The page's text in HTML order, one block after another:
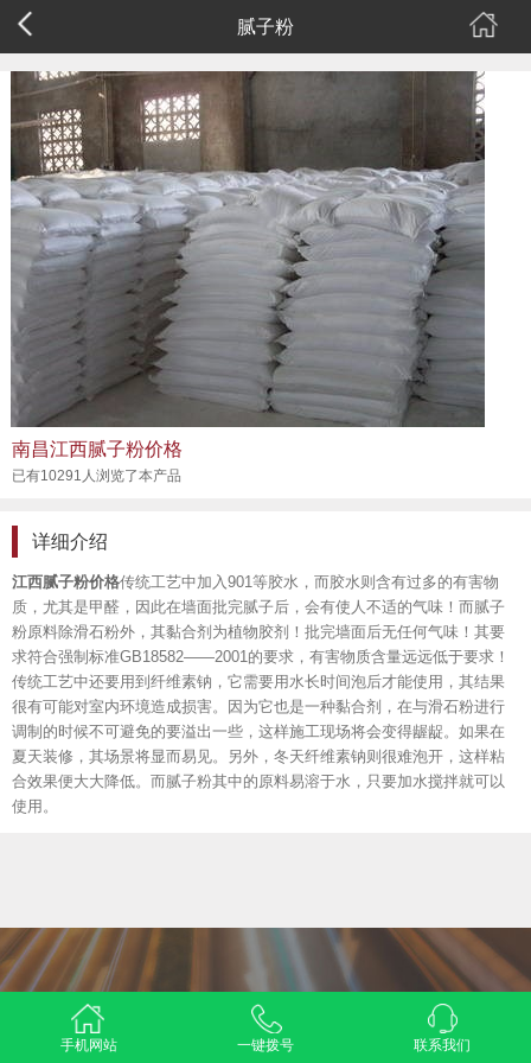
腻子粉
南昌江西腻子粉价格
已有10291人浏览了本产品
详细介绍
江西腻子粉价格传统工艺中加入901等胶水，而胶水则含有过多的有害物
质，尤其是甲醛，因此在墙面批完腻子后，会有使人不适的气味！而腻子
粉原料除滑石粉外，其黏合剂为植物胶剂！批完墙面后无任何气味！其要
求符合强制标准GB18582——2001的要求，有害物质含量远远低于要求！
传统工艺中还要用到纤维素钠，它需要用水长时间泡后才能使用，其结果
很有可能对室内环境造成损害。因为它也是一种黏合剂，在与滑石粉进行
调制的时候不可避免的要溢出一些，这样施工现场将会变得龌龊。如果在
夏天装修，其场景将显而易见。另外，冬天纤维素钠则很难泡开，这样粘
合效果便大大降低。而腻子粉其中的原料易溶于水，只要加水搅拌就可以
使用。
手机网站 一键拨号 联系我们